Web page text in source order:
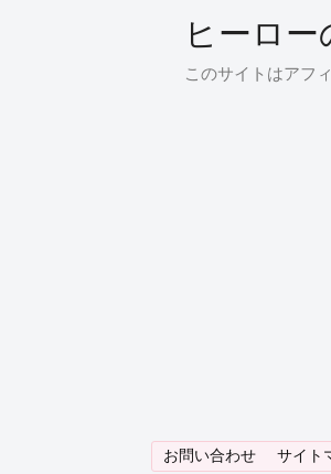
ヒーロ
このサイトはアフ
お問い合わせ サイト